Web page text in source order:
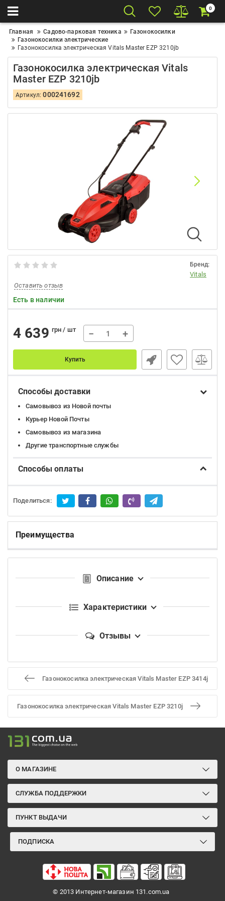
0
Главная Садово-парковая техника
Газонокосилки
Газонокосилки электрические
Газонокосилка электрическая Vitals Master EZP 3210jb
Газонокосилка электрическая Vitals
Master EZP 3210jb
Артикул:000241692
Бренд:
Vitals
Оставить отзыв
Есть в наличии
4 639 грн / шт − +
Купить
Способы доставки
Самовывоз из Новой почты
Курьер Новой Почты
Самовывоз из магазина
Другие транспортные службы
Способы оплаты
Поделиться:
Преимущества
Описание
Характеристики
Отзывы
Газонокосилка электрическая Vitals Master EZP 3414j
Газонокосилка электрическая Vitals Master EZP 3210j
О МАГАЗИНЕ
СЛУЖБА ПОДДЕРЖКИ
ПУНКТ ВЫДАЧИ
ПОДПИСКА
© 2013 Интернет-магазин 131.com.ua